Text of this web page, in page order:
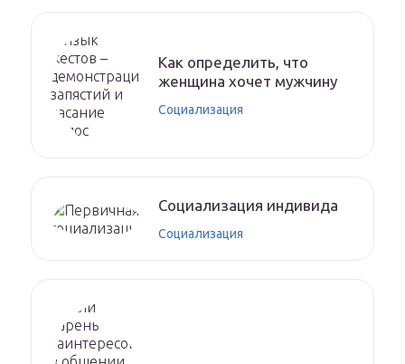
Как определить, что
женщина хочет мужчину
Социализация
Социализация индивида
Социализация